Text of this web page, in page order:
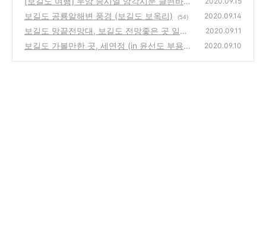
풍경까지 예쁘네요
(62)
보길도 공룡알해변 풍경 (보길도 보옥리) (54) 2020.09.14
보길도 망끝전망대, 보길도 전망좋은 곳 일몰
명소
(48)
2020.09.11
보길도 가볼만한 곳, 세연정 (in 윤선도 부용동
2020.09.10